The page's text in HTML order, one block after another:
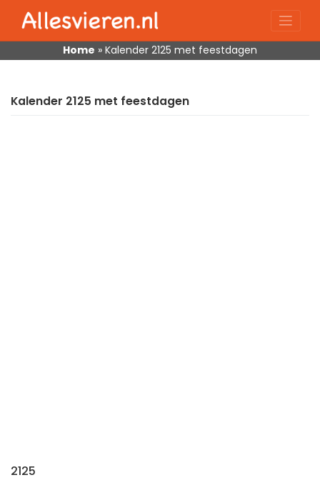
content
Home » Kalender 2125 met feestdagen
Kalender 2125 met feestdagen
2125